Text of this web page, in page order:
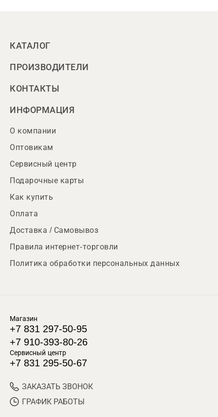
КАТАЛОГ
ПРОИЗВОДИТЕЛИ
КОНТАКТЫ
ИНФОРМАЦИЯ
О компании
Оптовикам
Сервисный центр
Подарочные карты
Как купить
Оплата
Доставка / Самовывоз
Правила интернет-торговли
Политика обработки персональных данных
Магазин
+7 831 297-50-95
+7 910-393-80-26
Сервисный центр
+7 831 295-50-67
ЗАКАЗАТЬ ЗВОНОК
ГРАФИК РАБОТЫ